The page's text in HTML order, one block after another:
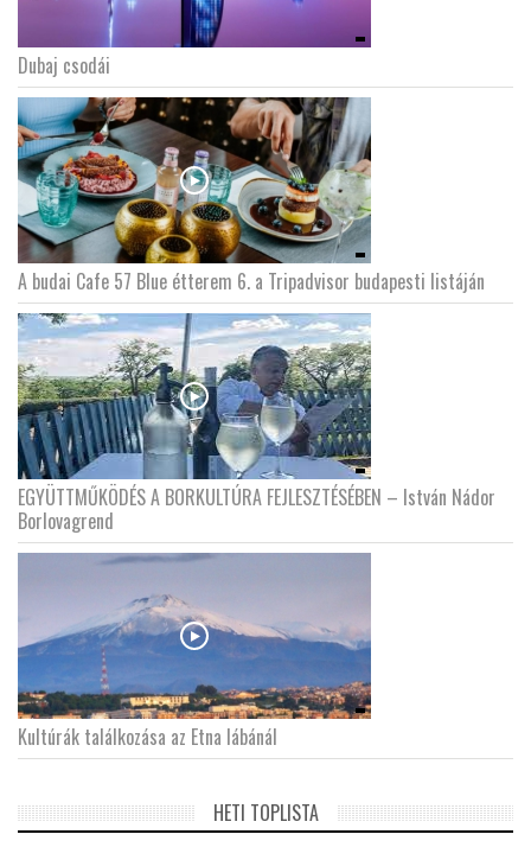
Dubaj csodái
A budai Cafe 57 Blue étterem 6. a Tripadvisor budapesti listáján
EGYÜTTMŰKÖDÉS A BORKULTÚRA FEJLESZTÉSÉBEN – István Nádor
Borlovagrend
Kultúrák találkozása az Etna lábánál
HETI TOPLISTA